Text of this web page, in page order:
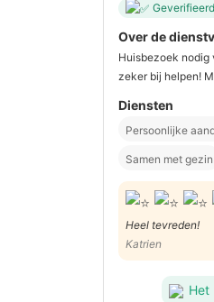
Over de
Huisbezoek nodig
zeker bij helpen!
Diensten
Persoonlijke
Samen met gezin
Heel tevreden!
Katrien
Het